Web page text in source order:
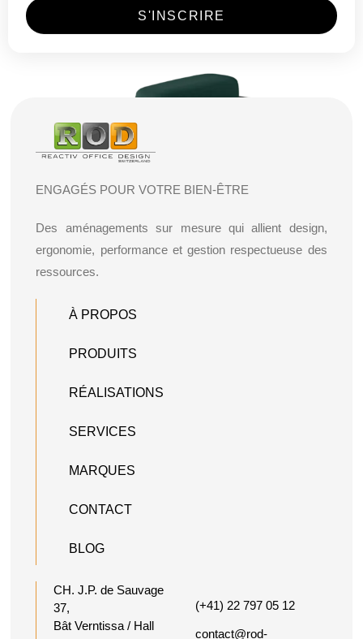
ENGAGÉS POUR VOTRE BIEN-ÊTRE
Des aménagements sur mesure qui allient design,
ergonomie, performance et gestion respectueuse des
ressources.
À PROPOS
PRODUITS
RÉALISATIONS
SERVICES
MARQUES
CONTACT
BLOG
CH. J.P. de Sauvage
37,
Bât Verntissa / Hall
(+41) 22 797 05 12
contact@rod-